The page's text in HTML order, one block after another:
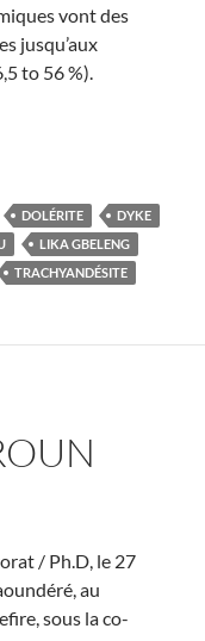
vont des
jusqu’aux
to 56 %).
à Hama Koussou,
DOLÉRITE
DYKE
LIKA GBELENG
TRACHYANDÉSITE
/ Ph.D, le 27
au
sous la co-